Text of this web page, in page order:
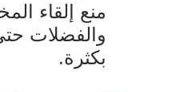
منع إلقاء
والفضلات
بكثرة.